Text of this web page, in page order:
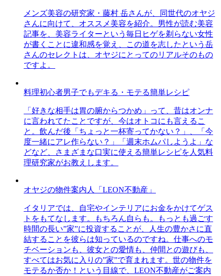
メンズ美容の研究家・藤村 岳さんが、同世代のオヤジ
さんに向けて、オススメ美容を紹介。男性が読む美容
記事を、美容ライターという毎日ヒゲを剃らない女性
が書くことに違和感を覚え、この道を志したという岳
さんのセレクトは、オヤジにとってのリアルそのもの
ですよ。
料理初心者男子でもデキる・モテる簡単レシピ
「好きな相手は胃の腑からつかめ」って、昔はオンナ
に言われてたことですが、今はオトコにも言えるこ
と。飲んだ後「ちょっと一杯寄ってかない？」、「今
度一緒にアレ作らない？」「週末ホムパしようよ」な
どなど、さまざまな口実に使える簡単レシピを人気料
理研究家がお教えします。
オヤジの物件案内人「LEON不動産」
イタリアでは、自宅やインテリアにお金をかけてゲス
トをもてなします。もちろん自らも。もっとも過ごす
時間の長い”家”に投資することが、人生の豊かさに直
結することを彼らは知っているのですね。仕事へのモ
チベーションも、彼女との愛情も、仲間との遊びも、
すべてはお気に入りの”家”で育まれます。世の物件を
モテるか否か！という目線で、LEON不動産がご案内